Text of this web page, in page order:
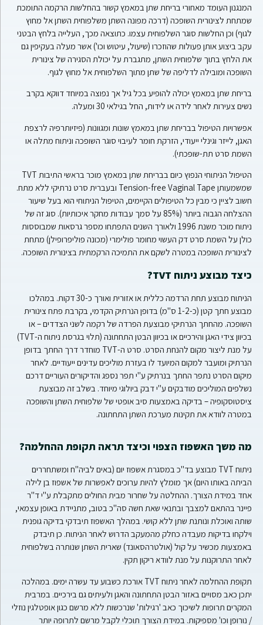
המנגנון העומד מאחורי בריחת שתן במאמץ קשור בהחלשות הרקמה התומכת
שמתחת לצינורית השופכה (דרכה מפונה השתן משלפוחית השתן אל מחוץ
לגוף) וכן החלשות סוגר השלפוחית עצמו. כתוצאה מכך, העלייה בלחץ הבטני
עקב ביצוע אותן פעולות שהוזכרו (שיעול, עיטוש וכו') אשר מעלה בעקיפין גם
את הלחץ בתוך שלפוחית השתן, מתגברת על יכולת הסגירה של צינורית
השופכה ומובילה לדליפה של שתן מתוך השלפוחית אל מחוץ לגוף.
בריחת שתן במאמץ יכולה להופיע בכל גיל אך נפוצה במיוחד דווקא בקרב
נשים צעירות לאחר לידה או לידות, החל בגילאי 30 ומעלה.
אפשרויות הטיפול בבריחת שתן במאמץ שונות ומגוונות (פיזיותרפיה לרצפת
האגן, לייזר וגינלי ייעודי, הזרקת חומר לעיבוי סוגר השופכה וניתוח מתלה או
השמת סרט תת-שופכתי).
הטיפול הניתוחי הנפוץ כיום בבריחת שתן במאמץ מוכר בראשי התיבות TVT
שמשמעותן Tension-free Vaginal Tape ובעברית סרט נרתיקי ללא מתח.
חשוב לציין כי מבין כל הטיפולים הקיימים, הטיפול הניתוחי הוא בעל שיעור
ההצלחה הגבוה ביותר (85% על סמך עבודות מחקר איכותיות). סוג זה של
ניתוח מוכר משנת 1996 ולאורך השנים התפתחו מספר גרסאות שמבוססות
כולן על השמת סרט דק העשוי מחומר פולימרי (מכונה פוליפרופילן) מתחת
לצינורית השופכה במטרה לשקם את התמיכה הרקמתית בצינורית השופכה.
כיצד מבוצע ניתוח TVT?
הניתוח מבוצע תחת הרדמה כללית או אזורית ואורך כ-30 דקות. במהלכו
מבוצע חתך קטן (כ-1-2 ס"מ) בדופן הנרתיק הקדמי, בקרבת פתח צינורית
השופכה. מהחתך הנרתיקי מבוצעת הפרדה של רקמה לשני הצדדים – או
בכיוון צידי האגן והירכיים או בכיוון הבטן התחתונה (תלוי בגרסת ניתוח ה-TVT)
על מנת ליצור מקום להנחת הסרט. סרט ה-TVT מוחדר דרך החתך בדופן
הנרתיק ומועבר למקום המיועד לו בעזרת מוליכים עדינים ייעודיים. לאחר
מיקום הסרט נתפר החתך בנרתיק ע"י תפר נספג והדיקורים העוריים דרכם
נשלפים המוליכים מודבקים ע"י דבק ביולוגי מיוחד. בשלב זה מבוצעת
ציסטוסקופיה – בדיקה באמצעות סיב אופטי של שלפוחית השתן והשופכה
במטרה לוודא את תקינות מערכת השתן התחתונה.
מה משך האשפוז הצפוי וכיצד תראה תקופת ההחלמה?
ניתוח TVT מבוצע בד"כ במסגרת אשפוז יום (באים לביה"ח ומשתחררים
הביתה באותו היום) אך מומלץ להיות ערוכים לאפשרות של אשפוז בן לילה
אחד במידת הצורך. ההחלטה על שחרור מבית החולים מתקבלת ע"י ד"ר
פיינר בהתאם למצבך ובתנאי שאת חשה סה"כ בטוב, מתניידת באופן עצמאי,
שותה ואוכלת ונותנת שתן ללא קושי. במהלך האשפוז תיבדקי בדיקה גופנית
וילקחו בדיקות מעבדה כחלק מהמעקב הדרוש לאחר הניתוח. כן תיבדק
באמצעות מכשיר על קול (אולטרהסאונד) שארית השתן שנותרה בשלפוחית
לאחר התרוקנות על מנת לוודא ריקון תקין.
תקופת ההחלמה לאחר ניתוח TVT אורכת כשבוע עד עשרה ימים. במהלכה
יתכן כאב מסויים באזור הבטן התחתונה והאגן ולעיתים גם בירכיים. במרבית
המקרים תרופות לשיכוך כאב 'רגילות' שנרכשות ללא מרשם כגון אופטלגין נוזלי
/ נורופן וכו' מספיקות. במידת הצורך תוכלי לקבל מרשם לתרופה יותר